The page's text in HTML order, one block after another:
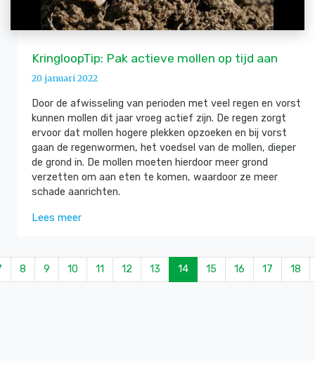
KringloopTip: Pak actieve mollen op tijd aan
20 januari 2022
Door de afwisseling van perioden met veel regen en vorst
kunnen mollen dit jaar vroeg actief zijn. De regen zorgt
ervoor dat mollen hogere plekken opzoeken en bij vorst
gaan de regenwormen, het voedsel van de mollen, dieper
de grond in. De mollen moeten hierdoor meer grond
verzetten om aan eten te komen, waardoor ze meer
schade aanrichten.
Lees meer
8 9 10 11 12 13 14 15 16 17 18